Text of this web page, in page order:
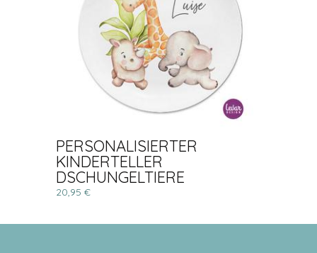
PERSONALISIERTER
KINDERTELLER
DSCHUNGELTIERE
20,95 €